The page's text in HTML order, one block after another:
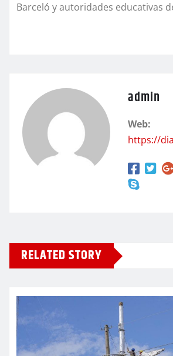
Barceló y autoridades educativas
admin
Web:
https://
RELATED STORY